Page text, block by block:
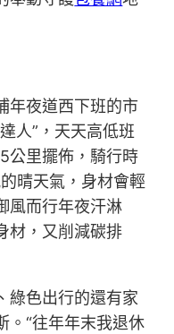
年夜道西下班的市
人”，天天高低班
公里擺佈，騎行時
晴天氣，身材會輕
風而行年夜汗淋
材，又削減碳排
綠色出行的還有家
。“往年年末我退休